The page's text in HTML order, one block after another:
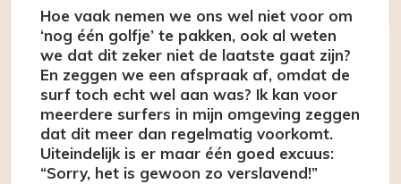
Hoe vaak nemen we ons wel niet voor om
‘nog één golfje’ te pakken, ook al weten
we dat dit zeker niet de laatste gaat zijn?
En zeggen we een afspraak af, omdat de
surf toch echt wel aan was? Ik kan voor
meerdere surfers in mijn omgeving zeggen
dat dit meer dan regelmatig voorkomt.
Uiteindelijk is er maar één goed excuus:
“Sorry, het is gewoon zo verslavend!”